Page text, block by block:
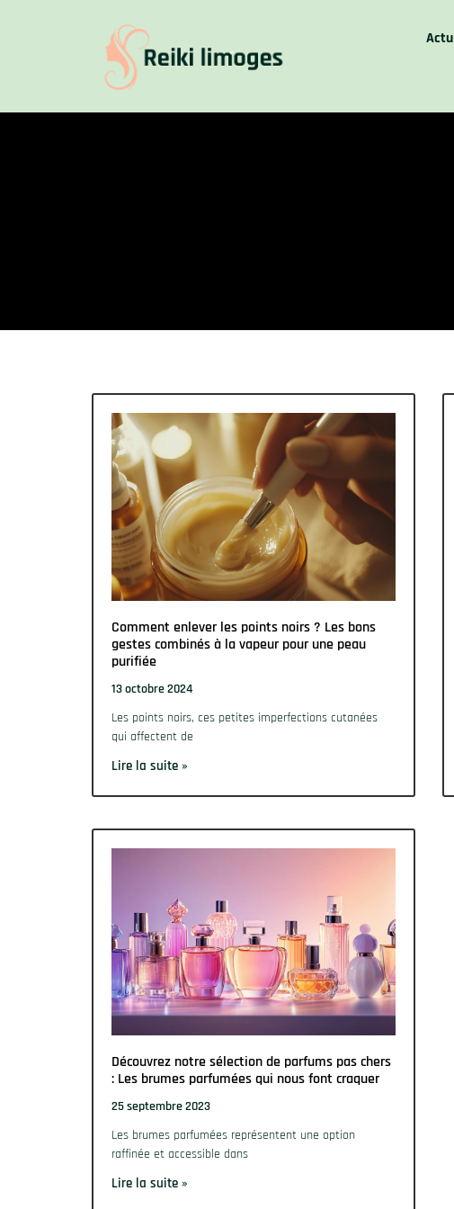
Actu
Comment enlever les points noirs ? Les bons
gestes combinés à la vapeur pour une peau
purifiée
13 octobre 2024
Les points noirs, ces petites imperfections cutanées
qui affectent de
Lire la suite »
Découvrez notre sélection de parfums pas chers
: Les brumes parfumées qui nous font craquer
25 septembre 2023
Les brumes parfumées représentent une option
raffinée et accessible dans
Lire la suite »